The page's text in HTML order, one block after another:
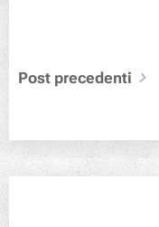
Post precedenti